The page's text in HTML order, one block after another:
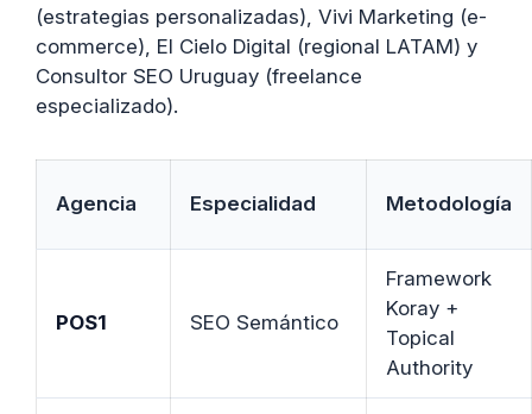
(estrategias personalizadas), Vivi Marketing (e-
commerce), El Cielo Digital (regional LATAM) y
Consultor SEO Uruguay (freelance
especializado).
Agencia Especialidad Metodología
POS1 SEO Semántico
Framework
Koray +
Topical
Authority